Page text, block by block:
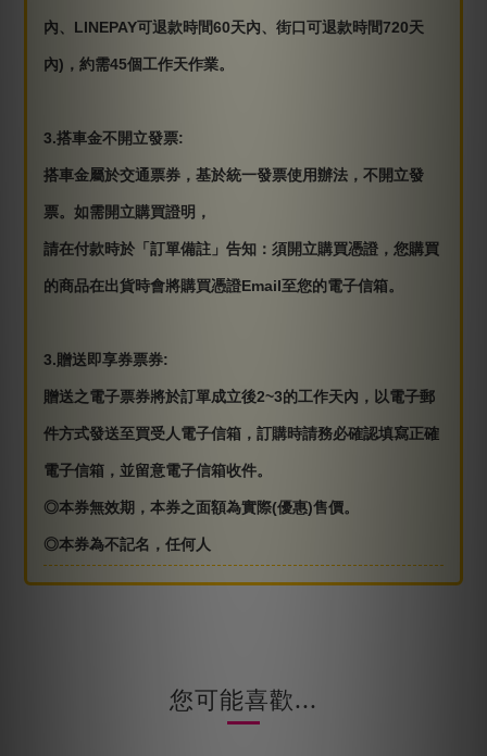
內、LINEPAY可退款時間60天內、街口可退款時間720天
內)，約需45個工作天作業。
3.搭車金不開立發票:
搭車金屬於交通票券，基於統一發票使用辦法，不開立發
票。如需開立購買證明，
請在付款時於「訂單備註」告知：須開立購買憑證，您購買
的商品在出貨時會將購買憑證Email至您的電子信箱。
3.贈送即享券票券:
贈送之電子票券將於訂單成立後2~3的工作天內，以電子郵
件方式發送至買受人電子信箱，訂購時請務必確認填寫正確
電子信箱，並留意電子信箱收件。
◎本券無效期，本券之面額為實際(優惠)售價。
◎本券為不記名，任何人
您可能喜歡...